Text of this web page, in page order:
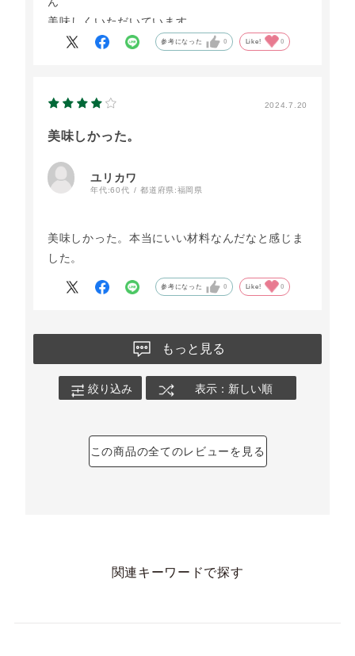
美味しくいただいています。
参考になった 0 Like! 0
2024.7.20
美味しかった。
ユリカワ
年代:60代 都道府県:福岡県
美味しかった。本当にいい材料なんだなと感じま
した。
参考になった 0 Like! 0
もっと見る
絞り込み 表示：新しい順
この商品の全てのレビューを見る
関連キーワードで探す